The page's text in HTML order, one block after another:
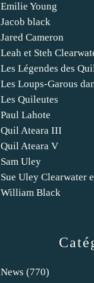
News (770)
Emilie Young
Jacob black
Jared Cameron
Leah et Steh
Les Légendes des
Les Loups-Garous
Les Quileutes
Paul Lahote
Quil Ateara III
Quil Ateara V
Sam Uley
Sue Uley Clearwater
William Black